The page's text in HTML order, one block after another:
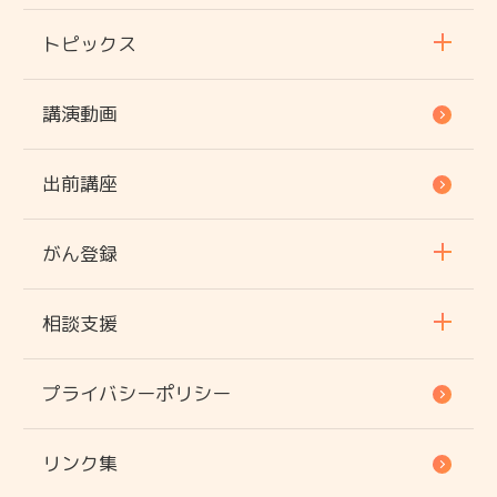
トピックス
講演動画
出前講座
がん登録
相談支援
プライバシーポリシー
リンク集